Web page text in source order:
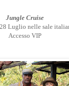
Jungle Cruise
Luglio nelle sale
Accesso VIP